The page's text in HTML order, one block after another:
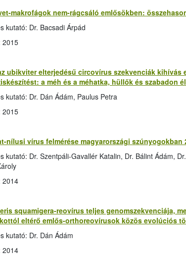
makrofágok nem-rágcsáló emlősökben:
kutató: Dr. Bacsadi Árpád
2015
ubikviter elterjedésű circovírus szekvenciák kihívás
a méh és a méhatka, hüllők és szabadon
kutató: Dr. Dán Ádám, Paulus Petra
2015
nílusi vírus felmérése magyarországi szúnyogokban
kutató: Dr. Szentpáli-Gavallér Katalin, Dr. Bálint Ádám,
2014
squamigera-reovírus teljes genomszekvenciája,
eltérő emlős-orthoreovírusok közös evolúciós
kutató: Dr. Dán Ádám
2014